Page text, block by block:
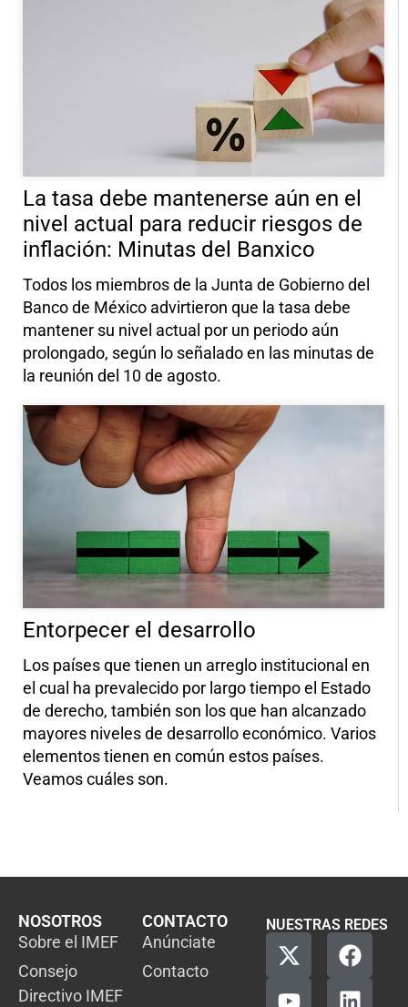
La tasa debe mantenerse aún en el
nivel actual para reducir riesgos de
inflación: Minutas del Banxico
Todos los miembros de la Junta de Gobierno del
Banco de México advirtieron que la tasa debe
mantener su nivel actual por un periodo aún
prolongado, según lo señalado en las minutas de
la reunión del 10 de agosto.
Entorpecer el desarrollo
Los países que tienen un arreglo institucional en
el cual ha prevalecido por largo tiempo el Estado
de derecho, también son los que han alcanzado
mayores niveles de desarrollo económico. Varios
elementos tienen en común estos países.
Veamos cuáles son.
NOSOTROS
Sobre el IMEF
Consejo
Directivo IMEF
CONTACTO
Anúnciate
Contacto
NUESTRAS REDES